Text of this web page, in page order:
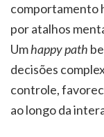
comportamento
por atalhos
Umhappy path
decisões
controle,
ao longo da